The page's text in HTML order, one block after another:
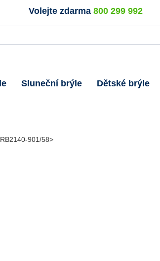
Volejte zdarma800 299 992
Sluneční brýle Dětské brýle
901/58